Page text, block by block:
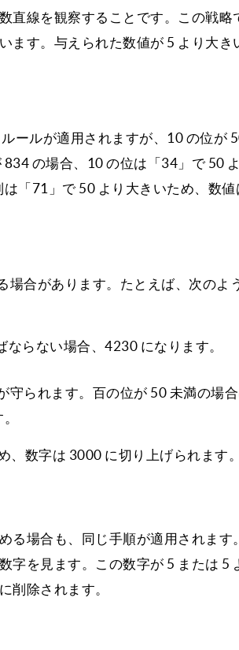
直線を観察することです。この戦略
す。与えられた数値が 5 より大き
ールが適用されますが、10 の位が
の場合、10 の位は「34」で 50
「71」で 50 より大きいため、数値
合があります。たとえば、次のよ
らない場合、4230 になります。
られます。百の位が 50 未満の場合
数字は 3000 に切り上げられます。
る場合も、同じ手順が適用されます
字を見ます。この数字が 5 または 5
削除されます。